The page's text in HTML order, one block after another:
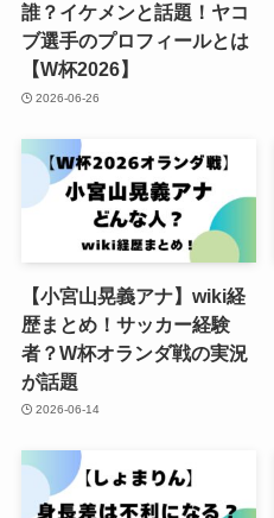
誰？イケメンと話題！ヤコ
ブ選手のプロフィールとは
【W杯2026】
2026-06-26
【小宮山晃義アナ】wiki経
歴まとめ！サッカー経験
者？W杯オランダ戦の実況
が話題
2026-06-14